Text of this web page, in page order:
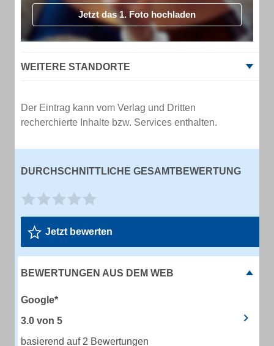
Jetzt das 1. Foto hochladen
WEITERE STANDORTE
Der Eintrag kann vom Verlag und Dritten
recherchierte Inhalte bzw. Services enthalten.
DURCHSCHNITTLICHE GESAMTBEWERTUNG
Jetzt bewerten
BEWERTUNGEN AUS DEM WEB
Google*
3.0 von 5
basierend auf 2 Bewertungen